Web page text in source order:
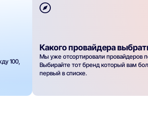
100,
Какого провайдера
Мы уже отсортировали провайдеров
Выбирайте тот бренд который вам
первый в списке.